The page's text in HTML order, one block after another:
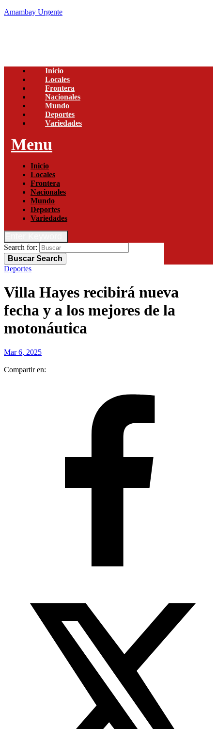
Amambay Urgente
Inicio
Locales
Frontera
Nacionales
Mundo
Deportes
Variedades
Menu
Inicio
Locales
Frontera
Nacionales
Mundo
Deportes
Variedades
Search for:
Buscar Search
Deportes
Villa Hayes recibirá nueva
fecha y a los mejores de la
motonáutica
Mar 6, 2025
Compartir en: